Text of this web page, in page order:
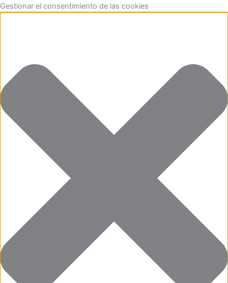
Gestionar el consentimiento de las cookies
Funcional
Preferencias
Estadísticas
Marketing
Ir